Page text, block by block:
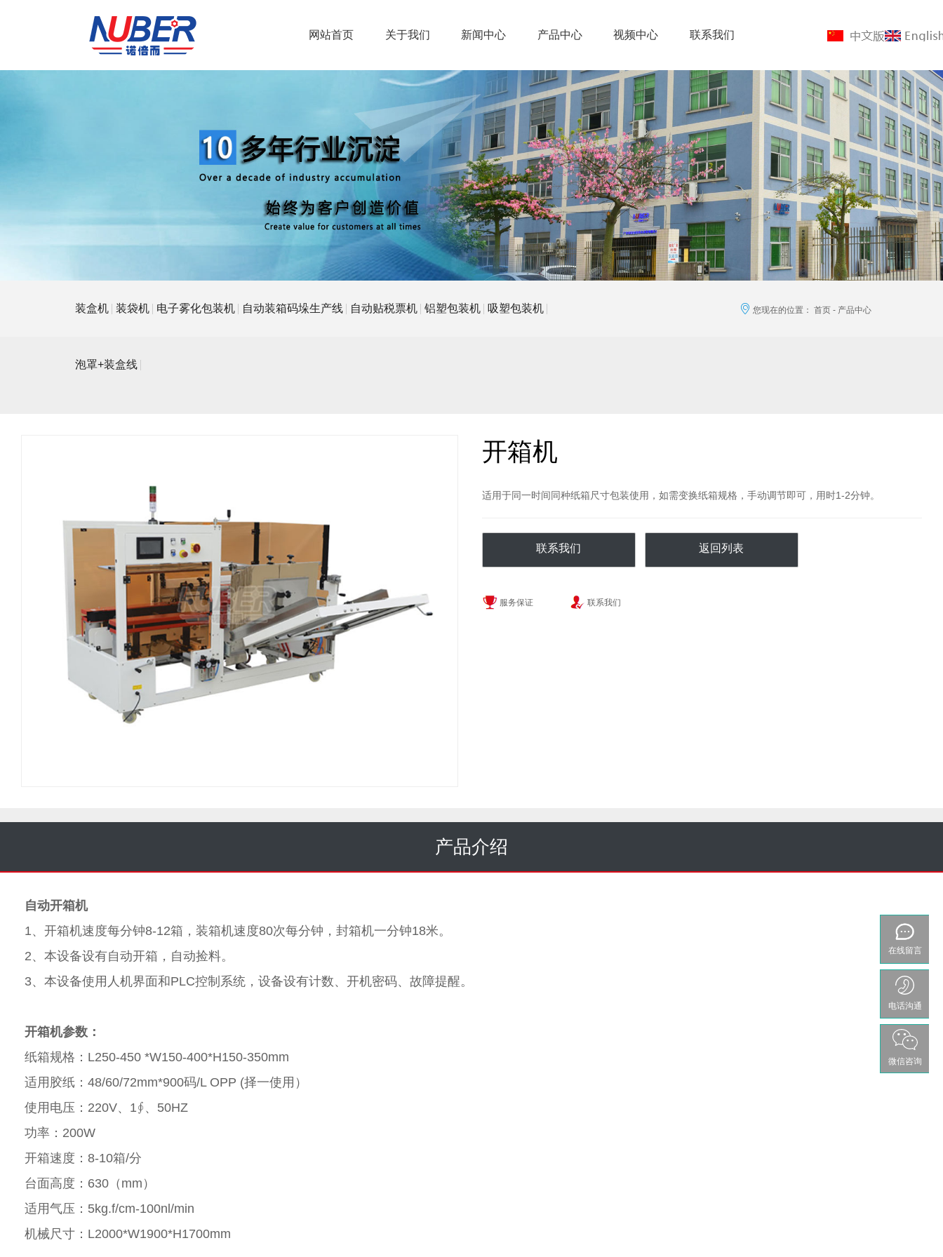
网站首页 关于我们 新闻中心 产品中心 视频中心 联系我们
装盒机 装袋机 电子雾化包装机 自动装箱码垛生产线 自动贴税票机 铝塑包装机 吸塑包装机
泡罩+装盒线
您现在的位置： 首页 - 产品中心
开箱机
适用于同一时间同种纸箱尺寸包装使用，如需变换纸箱规格，手动调节即可，用时1-2分钟。
联系我们 返回列表
服务保证 联系我们
产品介绍
自动开箱机
1、开箱机速度每分钟8-12箱，装箱机速度80次每分钟，封箱机一分钟18米。
2、本设备设有自动开箱，自动捡料。
3、本设备使用人机界面和PLC控制系统，设备设有计数、开机密码、故障提醒。
开箱机参数：
纸箱规格：L250-450 *W150-400*H150-350mm
适用胶纸：48/60/72mm*900码/L OPP (择一使用）
使用电压：220V、1∮、50HZ
功率：200W
开箱速度：8-10箱/分
台面高度：630（mm）
适用气压：5kg.f/cm-100nl/min
机械尺寸：L2000*W1900*H1700mm
在线留言
电话沟通
微信咨询